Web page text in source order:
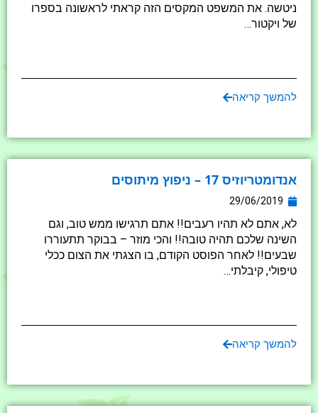
ניטשה. את המשפט המקסים הזה קראתי לראשונה בספרו
של ויקטור…
להמשך קריאה
אנדומטריוזיס 17 – ניפוץ מיתוסים
29/06/2019
לא, אתם לא תהיו רעבים!! אתם תרגישו ממש טוב, וגם
השינה שלכם תהיה טובה!! והכי מוזר – בבוקר תתעוררו
שבעים!! לאחר הפוסט הקודם, בו הצגתי את הצום ככלי
טיפולי, קיבלתי…
להמשך קריאה